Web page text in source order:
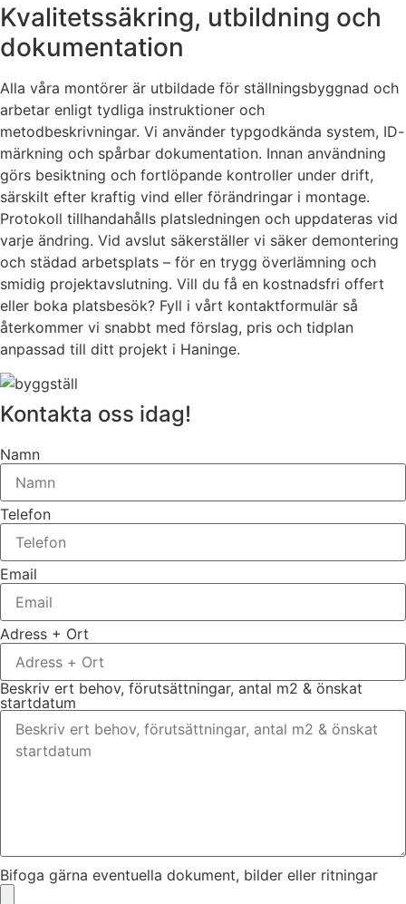
Kvalitetssäkring, utbildning och
dokumentation
Alla våra montörer är utbildade för ställningsbyggnad och
arbetar enligt tydliga instruktioner och
metodbeskrivningar. Vi använder typgodkända system, ID-
märkning och spårbar dokumentation. Innan användning
görs besiktning och fortlöpande kontroller under drift,
särskilt efter kraftig vind eller förändringar i montage.
Protokoll tillhandahålls platsledningen och uppdateras vid
varje ändring. Vid avslut säkerställer vi säker demontering
och städad arbetsplats – för en trygg överlämning och
smidig projektavslutning. Vill du få en kostnadsfri offert
eller boka platsbesök? Fyll i vårt kontaktformulär så
återkommer vi snabbt med förslag, pris och tidplan
anpassad till ditt projekt i Haninge.
Kontakta oss idag!
Namn
Telefon
Email
Adress + Ort
Beskriv ert behov, förutsättningar, antal m2 & önskat
startdatum
Bifoga gärna eventuella dokument, bilder eller ritningar